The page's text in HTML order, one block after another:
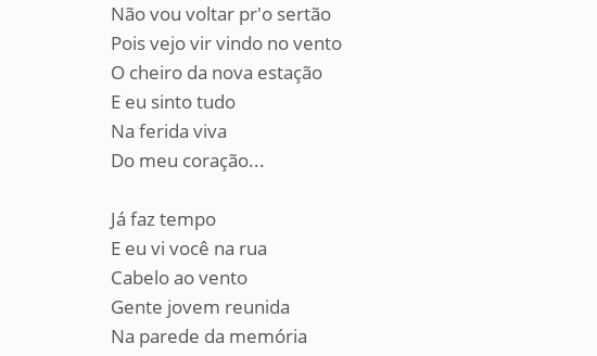
Não vou voltar pr'o sertão
Pois vejo vir vindo no vento
O cheiro da nova estação
E eu sinto tudo
Na ferida viva
Do meu coração...
Já faz tempo
E eu vi você na rua
Cabelo ao vento
Gente jovem reunida
Na parede da memória